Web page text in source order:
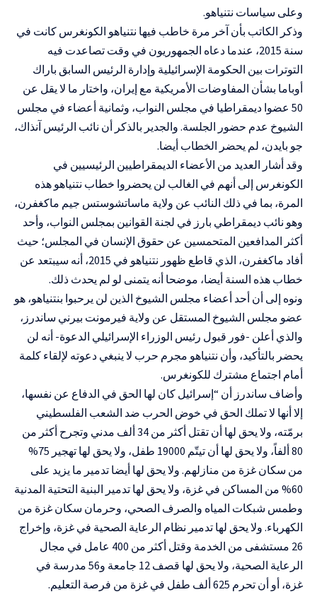
وعلى سياسات نتنياهو.
وذكر الكاتب بأن آخر مرة خاطب فيها نتنياهو الكونغرس كانت في
سنة 2015، عندما دعاه الجمهوريون في وقت تصاعدت فيه
التوترات بين الحكومة الإسرائيلية وإدارة الرئيس السابق باراك
أوباما بشأن المفاوضات الأمريكية مع إيران، واختار ما لا يقل عن
50 عضوا ديمقراطيا في مجلس النواب، وثمانية أعضاء في مجلس
الشيوخ عدم حضور الجلسة. والجدير بالذكر أن نائب الرئيس آنذاك،
جو بايدن، لم يحضر الخطاب أيضا.
وقد أشار العديد من الأعضاء الديمقراطيين الرئيسيين في
الكونغرس إلى أنهم في الغالب لن يحضروا خطاب نتنياهو هذه
المرة، بما في ذلك النائب عن ولاية ماساتشوستس جيم ماكغفرن،
وهو نائب ديمقراطي بارز في لجنة القوانين بمجلس النواب، وأحد
أكثر المدافعين المتحمسين عن حقوق الإنسان في المجلس؛ حيث
أفاد ماكغفرن، الذي قاطع ظهور نتنياهو في 2015، أنه سيبتعد عن
خطاب هذه السنة أيضا، موضحا أنه يتمنى لو لم يحدث ذلك.
ونوه إلى أن أحد أعضاء مجلس الشيوخ الذين لن يرحبوا بنتنياهو، هو
عضو مجلس الشيوخ المستقل عن ولاية فيرمونت بيرني ساندرز،
والذي أعلن -فور قبول رئيس الوزراء الإسرائيلي الدعوة- أنه لن
يحضر بالتأكيد، وأن نتنياهو مجرم حرب لا ينبغي دعوته لإلقاء كلمة
أمام اجتماع مشترك للكونغرس.
وأضاف ساندرز أن “إسرائيل كان لها الحق في الدفاع عن نفسها،
إلا أنها لا تملك الحق في خوض الحرب ضد الشعب الفلسطيني
برمّته، ولا يحق لها أن تقتل أكثر من 34 ألف مدني وتجرح أكثر من
80 ألفاً، ولا يحق لها أن تيتّم 19000 طفل، ولا يحق لها تهجير 75%
من سكان غزة من منازلهم. ولا يحق لها أيضا تدمير ما يزيد على
60% من المساكن في غزة، ولا يحق لها تدمير البنية التحتية المدنية
وطمس شبكات المياه والصرف الصحي، وحرمان سكان غزة من
الكهرباء. ولا يحق لها تدمير نظام الرعاية الصحية في غزة، وإخراج
26 مستشفى من الخدمة وقتل أكثر من 400 عامل في مجال
الرعاية الصحية، ولا يحق لها قصف 12 جامعة و56 مدرسة في
غزة، أو أن تحرم 625 ألف طفل في غزة من فرصة التعليم.